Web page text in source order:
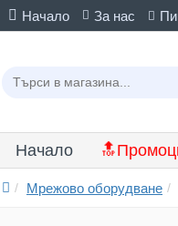
Начало За нас
Начало
Мрежово оборудване